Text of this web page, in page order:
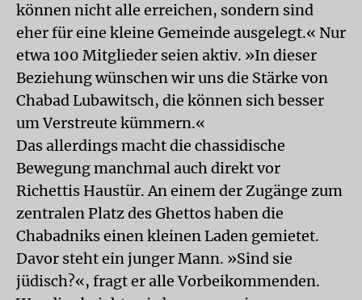
können nicht alle erreichen, sondern sind
eher für eine kleine Gemeinde ausgelegt.« Nur
etwa 100 Mitglieder seien aktiv. »In dieser
Beziehung wünschen wir uns die Stärke von
Chabad Lubawitsch, die können sich besser
um Verstreute kümmern.«
Das allerdings macht die chassidische
Bewegung manchmal auch direkt vor
Richettis Haustür. An einem der Zugänge zum
zentralen Platz des Ghettos haben die
Chabadniks einen kleinen Laden gemietet.
Davor steht ein junger Mann. »Sind sie
jüdisch?«, fragt er alle Vorbeikommenden.